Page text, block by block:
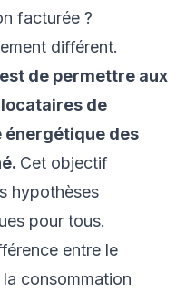
facturée ?
différent.
est de permettre aux
de
énergétique des
Cet objectif
hypothèses
pour tous.
entre le
consommation